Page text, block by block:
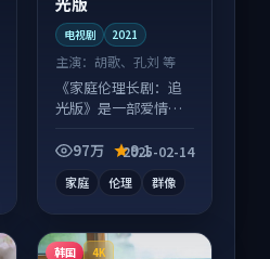
电视剧 2021
主演： 胡歌、孔刘 等
《家庭伦理长剧：追
光版》是一部爱情向
蛋别错过，字幕区常
97万 9.1
2025-02-14
家庭 伦理 群像
韩国 4K